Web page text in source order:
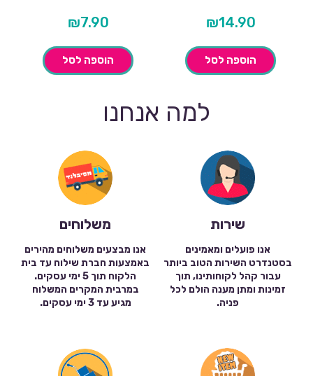
₪14.90
הוספה לסל
₪7.90
הוספה לסל
למה אנחנו
שירות
אנו פועלים ומאמינים
בסטנדרט השירות הטוב ביותר
עבור קהל לקוחותינו, תוך
זמינות ומתן מענה הולם לכל
פניה.
משלוחים
אנו מבצעים משלוחים מהירים
באמצעות חברת שילוח עד בית
הלקוח תוך 5 ימי עסקים.
במרבית המקרים המשלוח
מגיע עד 3 ימי עסקים.